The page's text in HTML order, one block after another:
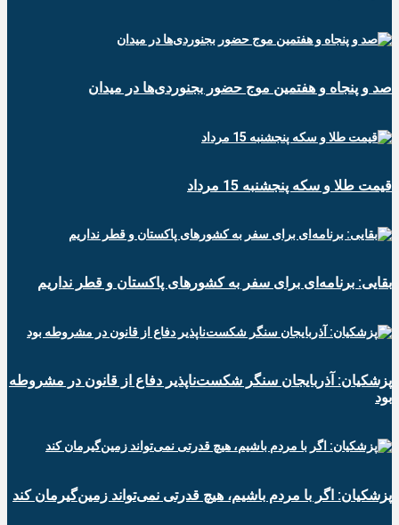
صد و پنجاه و هفتمین موج حضور بجنوردی‌ها در میدان
قیمت طلا و سکه پنجشنبه 15 مرداد
بقایی: برنامه‌ای برای سفر به کشورهای پاکستان و قطر نداریم
پزشکیان: آذربایجان سنگر شکست‌ناپذیر دفاع از قانون در مشروطه
بود
پزشکیان: اگر با مردم باشیم، هیچ قدرتی نمی‌تواند زمین‌گیرمان کند